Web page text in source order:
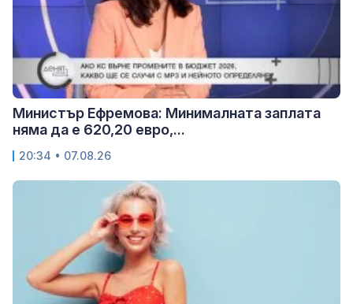
Министър Ефремова: Минималната заплата
няма да е 620,20 евро,...
20:34 • 07.08.26